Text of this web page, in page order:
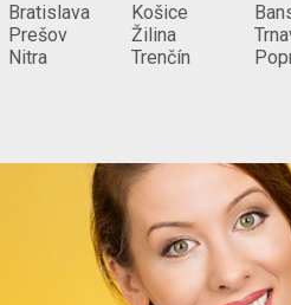
Bratislava
Prešov
Nitra
Košice
Žilina
Trenčín